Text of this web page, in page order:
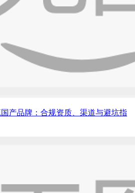
产品牌：合规资质、渠道与避坑指